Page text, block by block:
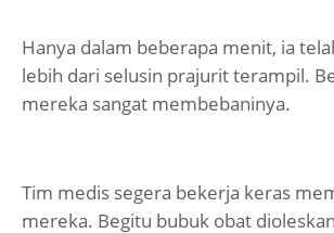
Hanya dalam beberapa menit, ia
lebih dari selusin prajurit terampil.
mereka sangat membebaninya.
Tim medis segera bekerja keras
mereka. Begitu bubuk obat